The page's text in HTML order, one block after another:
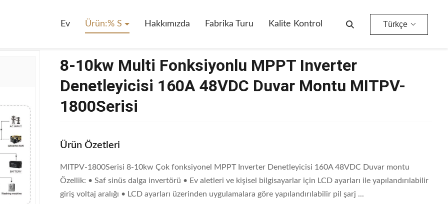
Ev Ürün:% S Hakkımızda Fabrika Turu Kalite Kontrol Türkçe
8-10kw Multi Fonksiyonlu MPPT Inverter
Denetleyicisi 160A 48VDC Duvar Montu MITPV-
1800Serisi
Ürün Özetleri
MITPV-1800Serisi 8-10kw Çok fonksiyonel MPPT Inverter Denetleyicisi 160A 48VDC Duvar montu
Özellik: • Saf sinüs dalga invertörü • Ev aletleri ve kişisel bilgisayarlar için LCD ayarları ile yapılandırılabilir
giriş voltaj aralığı • LCD ayarları üzerinden uygulamalara göre yapılandırılabilir pil şarj ...